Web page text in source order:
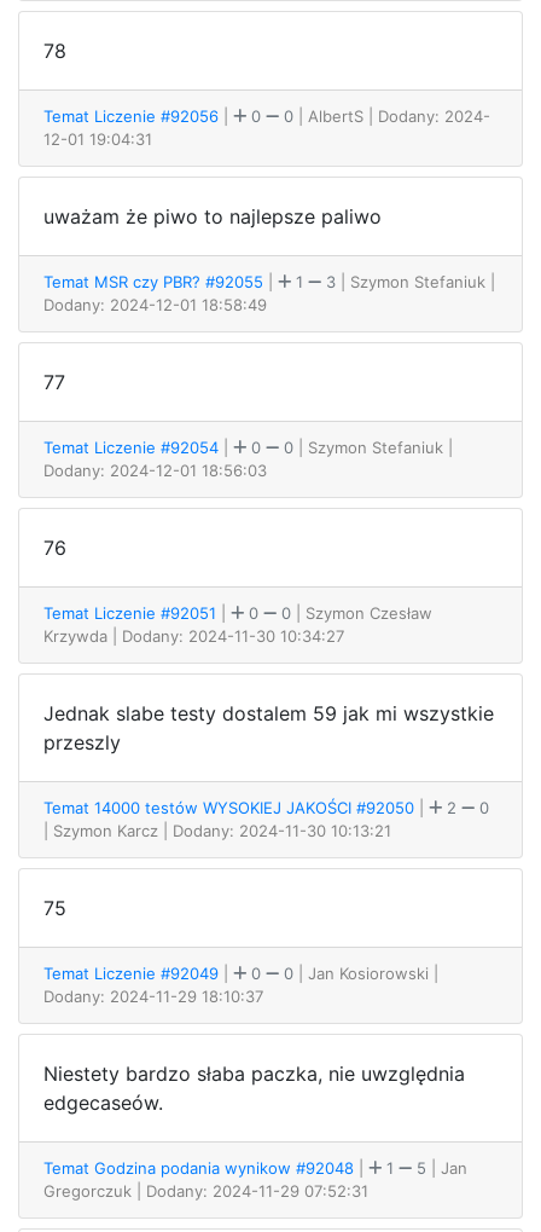
78
Temat Liczenie #92056 0 0 | AlbertS
| Dodany: 2024-
12-01 19:04:31
uważam że piwo to najlepsze paliwo
Temat MSR czy PBR? #92055 1 3 | Szymon Stefaniuk
Dodany: 2024-12-01 18:58:49
77
Temat Liczenie #92054 0 0 | Szymon Stefaniuk
Dodany: 2024-12-01 18:56:03
76
Temat Liczenie #92051 0 0
| Szymon Czesław
Krzywda
| Dodany: 2024-11-30 10:34:27
Jednak slabe testy dostalem 59 jak mi wszystkie
przeszly
Temat 14000 testów WYSOKIEJ JAKOŚCI #92050 2
0
| Szymon Karcz
| Dodany: 2024-11-30 10:13:21
75
Temat Liczenie #92049 0 0 | Jan Kosiorowski
Dodany: 2024-11-29 18:10:37
Niestety bardzo słaba paczka, nie uwzględnia
edgecaseów.
Temat Godzina podania wynikow #92048 1 5
| Jan
Gregorczuk
| Dodany: 2024-11-29 07:52:31